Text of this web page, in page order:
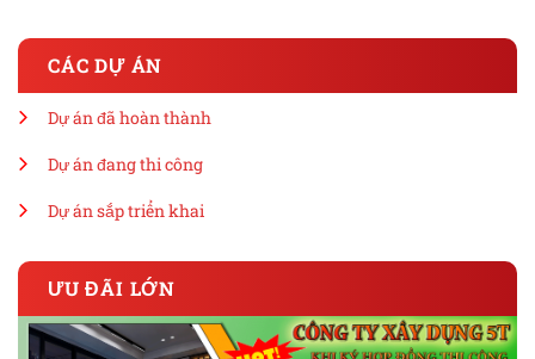
CÁC DỰ ÁN
Dự án đã hoàn thành
Dự án đang thi công
Dự án sắp triển khai
ƯU ĐÃI LỚN